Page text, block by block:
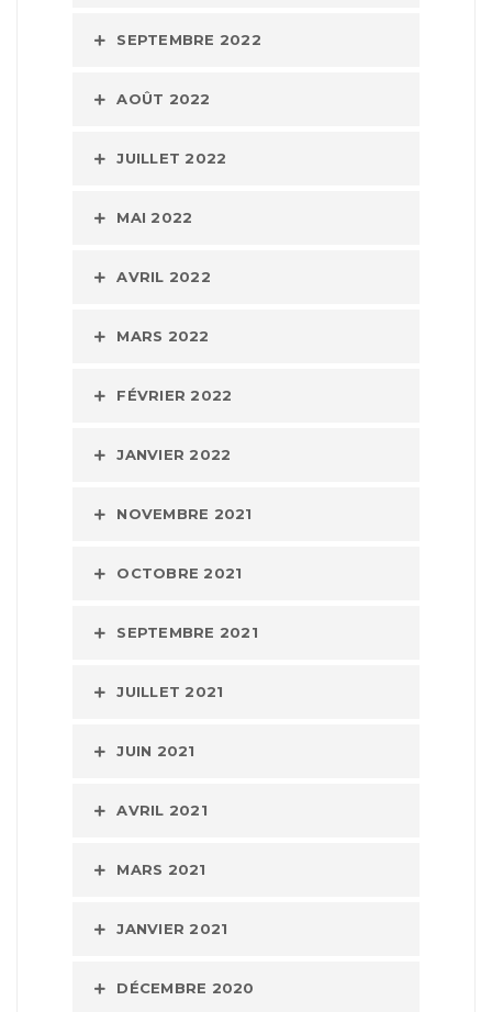
SEPTEMBRE 2022
AOÛT 2022
JUILLET 2022
MAI 2022
AVRIL 2022
MARS 2022
FÉVRIER 2022
JANVIER 2022
NOVEMBRE 2021
OCTOBRE 2021
SEPTEMBRE 2021
JUILLET 2021
JUIN 2021
AVRIL 2021
MARS 2021
JANVIER 2021
DÉCEMBRE 2020